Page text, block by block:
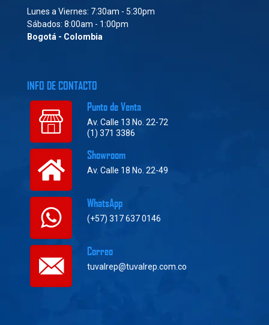
Lunes a Viernes: 7:30am - 5:30pm
Sábados: 8:00am - 1:00pm
Bogotá - Colombia
INFO DE CONTACTO
Punto de Venta
Av. Calle 13 No. 22-72
(1) 371 3386
Showroom
Av. Calle 18 No. 22-49
WhatsApp
(+57) 317 637 0146
Correo
tuvalrep@tuvalrep.com.co